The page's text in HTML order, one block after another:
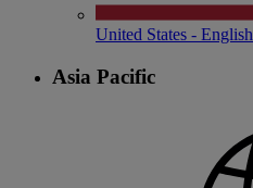
United States - English
Asia Pacific